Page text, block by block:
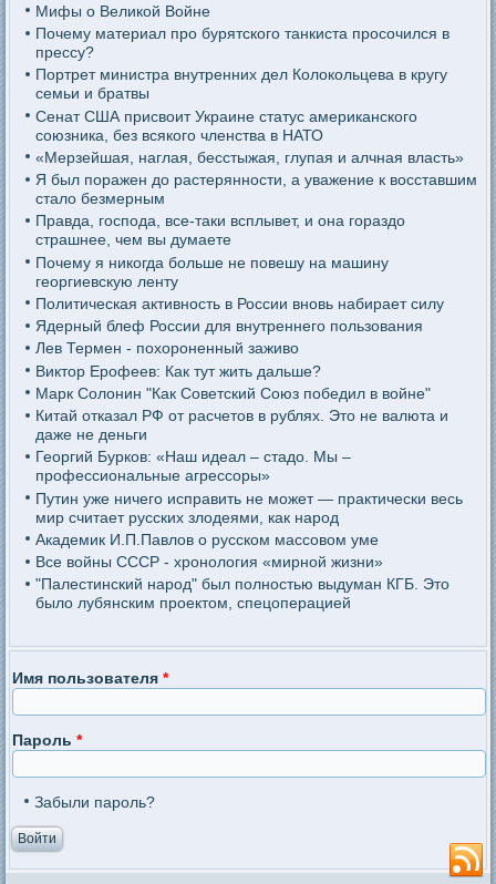
Мифы о Великой Войне
Почему материал про бурятского танкиста просочился в
прессу?
Портрет министра внутренних дел Колокольцева в кругу
семьи и братвы
Сенат США присвоит Украине статус американского
союзника, без всякого членства в НАТО
«Мерзейшая, наглая, бесстыжая, глупая и алчная власть»
Я был поражен до растерянности, а уважение к восставшим
стало безмерным
Правда, господа, все-таки всплывет, и она гораздо
страшнее, чем вы думаете
Почему я никогда больше не повешу на машину
георгиевскую ленту
Политическая активность в России вновь набирает силу
Ядерный блеф России для внутреннего пользования
Лев Термен - похороненный заживо
Виктор Ерофеев: Как тут жить дальше?
Марк Солонин "Как Советский Союз победил в войне"
Китай отказал РФ от расчетов в рублях. Это не валюта и
даже не деньги
Георгий Бурков: «Наш идеал – стадо. Мы –
профессиональные агрессоры»
Путин уже ничего исправить не может — практически весь
мир считает русских злодеями, как народ
Академик И.П.Павлов о русском массовом уме
Все войны СССР - хронология «мирной жизни»
"Палестинский народ" был полностью выдуман КГБ. Это
было лубянским проектом, спецоперацией
Имя пользователя*
Пароль*
Забыли пароль?